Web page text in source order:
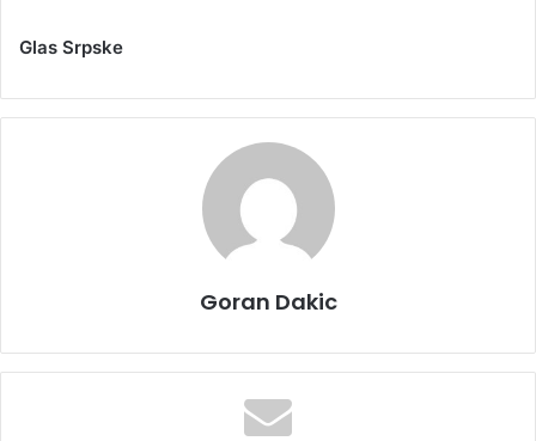
Glas Srpske
Goran Dakic